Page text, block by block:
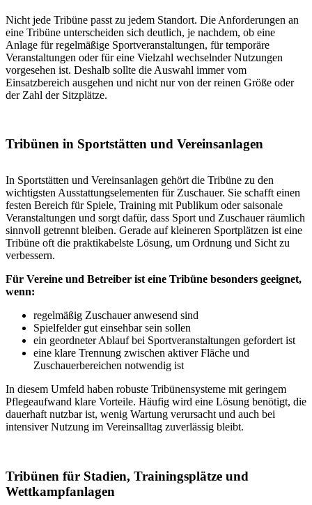
Nicht jede Tribüne passt zu jedem Standort. Die Anforderungen an
eine Tribüne unterscheiden sich deutlich, je nachdem, ob eine
Anlage für regelmäßige Sportveranstaltungen, für temporäre
Veranstaltungen oder für eine Vielzahl wechselnder Nutzungen
vorgesehen ist. Deshalb sollte die Auswahl immer vom
Einsatzbereich ausgehen und nicht nur von der reinen Größe oder
der Zahl der Sitzplätze.
Tribünen in Sportstätten und Vereinsanlagen
In Sportstätten und Vereinsanlagen gehört die Tribüne zu den
wichtigsten Ausstattungselementen für Zuschauer. Sie schafft einen
festen Bereich für Spiele, Training mit Publikum oder saisonale
Veranstaltungen und sorgt dafür, dass Sport und Zuschauer räumlich
sinnvoll getrennt bleiben. Gerade auf kleineren Sportplätzen ist eine
Tribüne oft die praktikabelste Lösung, um Ordnung und Sicht zu
verbessern.
Für Vereine und Betreiber ist eine Tribüne besonders geeignet,
wenn:
regelmäßig Zuschauer anwesend sind
Spielfelder gut einsehbar sein sollen
ein geordneter Ablauf bei Sportveranstaltungen gefordert ist
eine klare Trennung zwischen aktiver Fläche und
Zuschauerbereichen notwendig ist
In diesem Umfeld haben robuste Tribünensysteme mit geringem
Pflegeaufwand klare Vorteile. Häufig wird eine Lösung benötigt, die
dauerhaft nutzbar ist, wenig Wartung verursacht und auch bei
intensiver Nutzung im Vereinsalltag zuverlässig bleibt.
Tribünen für Stadien, Trainingsplätze und
Wettkampfanlagen